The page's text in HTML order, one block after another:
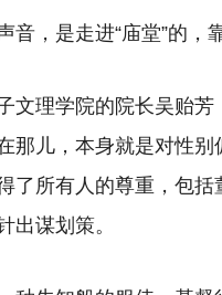
音，是走进“庙堂”的，
文理学院的院长吴贻
那儿，本身就是对性
了所有人的尊重，包
出谋划策。